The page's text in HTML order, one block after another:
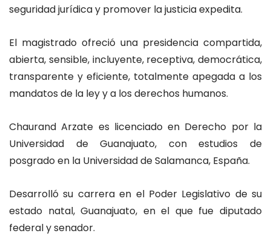
seguridad jurídica y promover la justicia expedita.
El magistrado ofreció una presidencia compartida,
abierta, sensible, incluyente, receptiva, democrática,
transparente y eficiente, totalmente apegada a los
mandatos de la ley y a los derechos humanos.
Chaurand Arzate es licenciado en Derecho por la
Universidad de Guanajuato, con estudios de
posgrado en la Universidad de Salamanca, España.
Desarrolló su carrera en el Poder Legislativo de su
estado natal, Guanajuato, en el que fue diputado
federal y senador.